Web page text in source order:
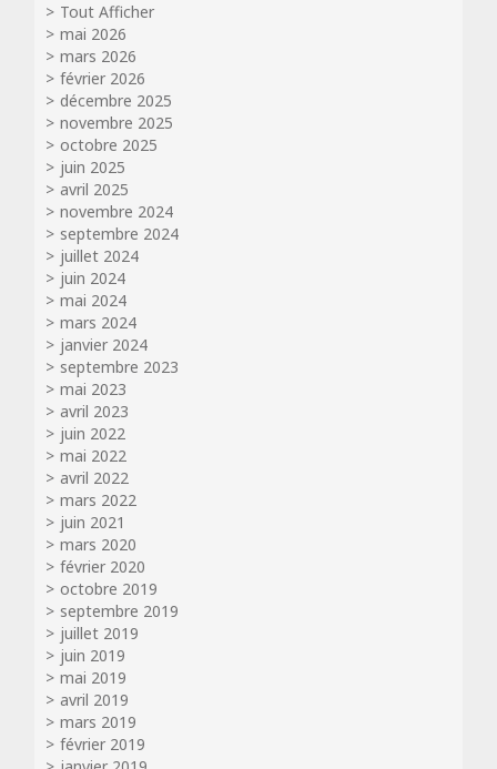
Tout Afficher
mai 2026
mars 2026
février 2026
décembre 2025
novembre 2025
octobre 2025
juin 2025
avril 2025
novembre 2024
septembre 2024
juillet 2024
juin 2024
mai 2024
mars 2024
janvier 2024
septembre 2023
mai 2023
avril 2023
juin 2022
mai 2022
avril 2022
mars 2022
juin 2021
mars 2020
février 2020
octobre 2019
septembre 2019
juillet 2019
juin 2019
mai 2019
avril 2019
mars 2019
février 2019